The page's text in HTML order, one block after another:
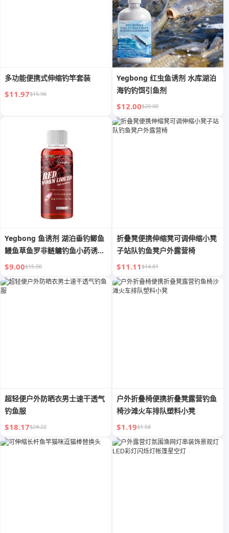
多功能便携式伸缩钓竿套装
$11.97$15.96
Yegbong 红虫鱼诱剂 水库湖泊
海钓钓饵引鱼剂
$12.00$20.00
Yegbong 鱼诱剂 湖泊垂钓鲫鱼
鳗鱼草鱼罗非鲢鳙钓鱼小药诱鱼
引鱼剂
$9.00$15.00
折叠凳便携伸缩凳可调伸缩小凳
子站队钓鱼凳户外露营椅
$11.11$14.81
超轻便户外防晒衣男士速干透气
钓鱼服
$18.17$24.22
户外折叠椅便携折叠凳露营钓鱼
椅沙滩火车排队塑料小凳
$1.19$1.58